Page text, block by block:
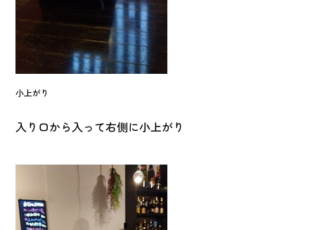
小上がり
入り口から入って右側に小上がり